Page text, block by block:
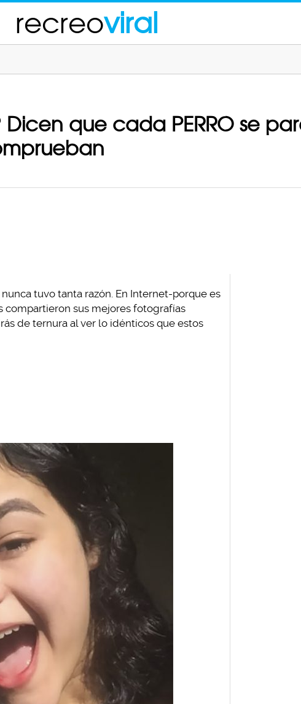
recreoviral
que cada PERRO se
tuvo tanta razón. En Internet-porque es
compartieron sus mejores fotografías
de ternura al ver lo idénticos que estos